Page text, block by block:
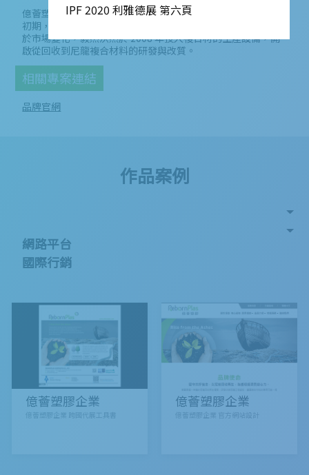
億薈塑膠企業有限公司成立於 2003 年，座落台南市關廟區。
初期，我們單純回收尼龍下腳料製成再生基礎塑粒，而後有感
於市場變化，毅然決然於 2008 年投入複合材的生產設備，開
啟從回收到尼龍複合材料的研發與改質。
相關專案連結
品牌官網
作品案例
網路平台
國際行銷
億薈塑膠企業
億薈塑膠企業 跨國代展工具書
億薈塑膠企業
億薈塑膠企業 官方網站設計
IPF 2020 利雅德展 第六頁